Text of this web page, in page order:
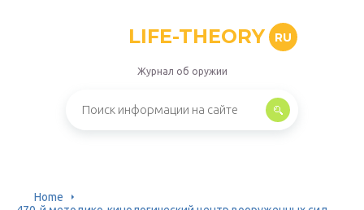
LIFE-THEORY RU
Журнал об оружии
Home